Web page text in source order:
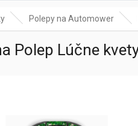
Polepy na Automower
Polep Lúčne